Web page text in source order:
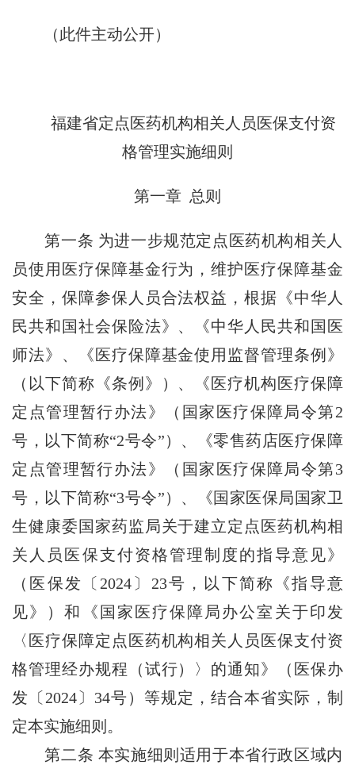
（此件主动公开）
福建省定点医药机构相关人员医保支付资
格管理实施细则
第一章 总则
第一条 为进一步规范定点医药机构相关人
员使用医疗保障基金行为，维护医疗保障基金
安全，保障参保人员合法权益，根据《中华人
民共和国社会保险法》、《中华人民共和国医
师法》、《医疗保障基金使用监督管理条例》
（以下简称《条例》）、《医疗机构医疗保障
定点管理暂行办法》（国家医疗保障局令第2
号，以下简称“2号令”）、《零售药店医疗保障
定点管理暂行办法》（国家医疗保障局令第3
号，以下简称“3号令”）、《国家医保局国家卫
生健康委国家药监局关于建立定点医药机构相
关人员医保支付资格管理制度的指导意见》
（医保发〔2024〕23号，以下简称《指导意
见》）和《国家医疗保障局办公室关于印发
〈医疗保障定点医药机构相关人员医保支付资
格管理经办规程（试行）〉的通知》（医保办
发〔2024〕34号）等规定，结合本省实际，制
定本实施细则。
第二条 本实施细则适用于本省行政区域内